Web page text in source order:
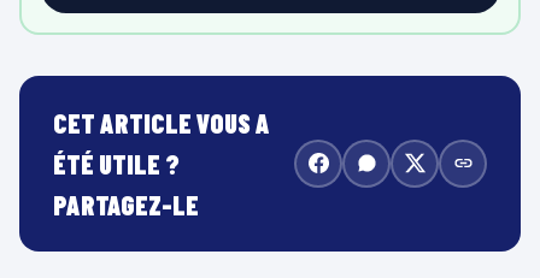
CET ARTICLE VOUS A
ÉTÉ UTILE ?
PARTAGEZ-LE